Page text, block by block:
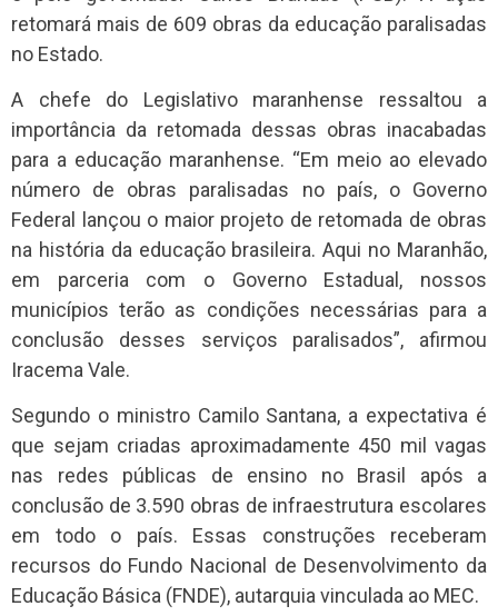
retomará mais de 609 obras da educação paralisadas
no Estado.
A chefe do Legislativo maranhense ressaltou a
importância da retomada dessas obras inacabadas
para a educação maranhense. “Em meio ao elevado
número de obras paralisadas no país, o Governo
Federal lançou o maior projeto de retomada de obras
na história da educação brasileira. Aqui no Maranhão,
em parceria com o Governo Estadual, nossos
municípios terão as condições necessárias para a
conclusão desses serviços paralisados”, afirmou
Iracema Vale.
Segundo o ministro Camilo Santana, a expectativa é
que sejam criadas aproximadamente 450 mil vagas
nas redes públicas de ensino no Brasil após a
conclusão de 3.590 obras de infraestrutura escolares
em todo o país. Essas construções receberam
recursos do Fundo Nacional de Desenvolvimento da
Educação Básica (FNDE), autarquia vinculada ao MEC.